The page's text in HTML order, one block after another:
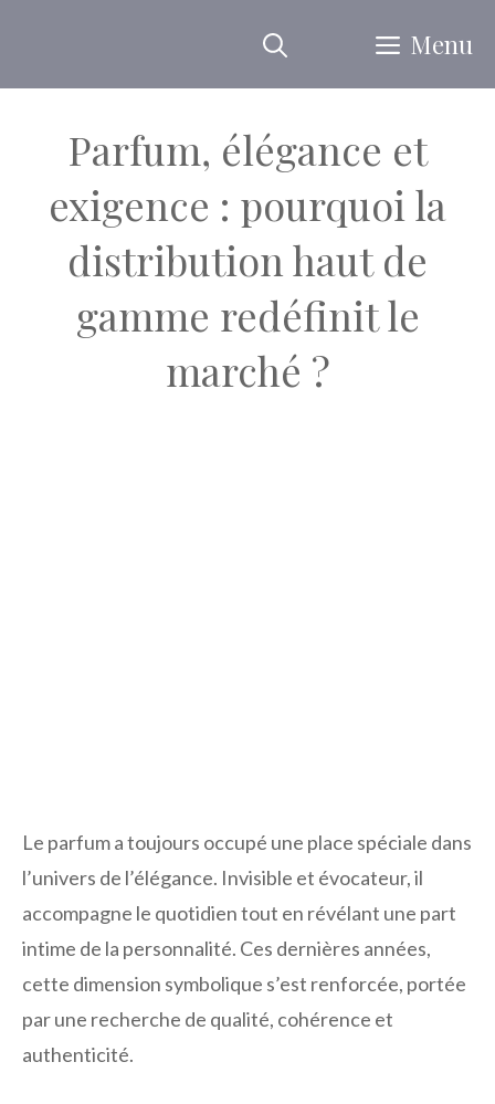
contenu
Menu
Parfum, élégance et
exigence : pourquoi la
distribution haut de
gamme redéfinit le
marché ?
Le parfum a toujours occupé une place spéciale dans
l’univers de l’élégance. Invisible et évocateur, il
accompagne le quotidien tout en révélant une part
intime de la personnalité. Ces dernières années,
cette dimension symbolique s’est renforcée, portée
par une recherche de qualité, cohérence et
authenticité.